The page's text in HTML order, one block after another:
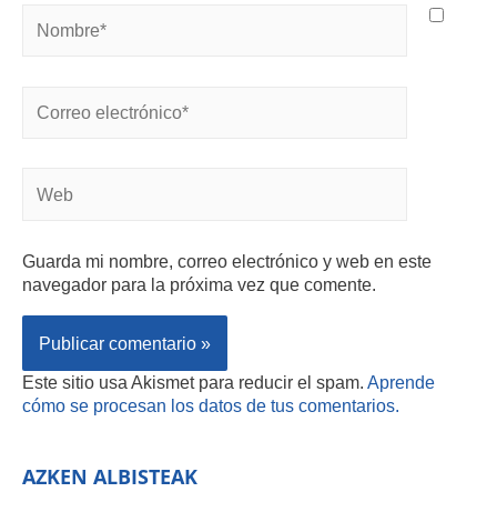
Guarda mi nombre, correo electrónico y web en este
navegador para la próxima vez que comente.
Este sitio usa Akismet para reducir el spam. Aprende
cómo se procesan los datos de tus comentarios.
AZKEN ALBISTEAK